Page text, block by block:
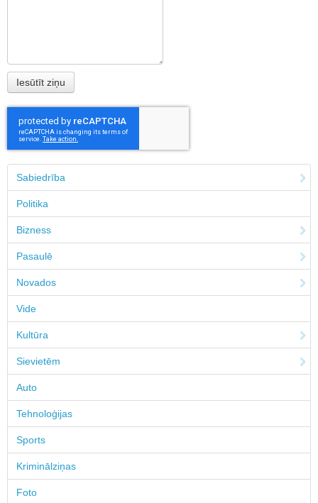
Sabiedrība
Politika
Bizness
Pasaulē
Novados
Vide
Kultūra
Sievietēm
Auto
Tehnoloģijas
Sports
Kriminālziņas
Foto